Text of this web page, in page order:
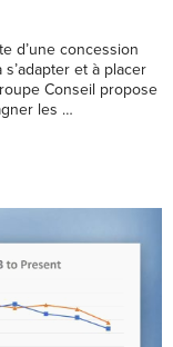
d’une concession
et à placer
Conseil propose
les …